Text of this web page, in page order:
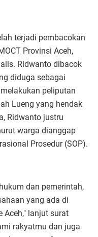
terjadi pembacokan
Provinsi Aceh,
Ridwanto dibacok
diduga sebagai
peliputan
Lueng yang hendak
Ridwanto justru
warga dianggap
Prosedur (SOP).
dan pemerintah,
yang ada di
Aceh," lanjut surat
rakyatmu dan juga